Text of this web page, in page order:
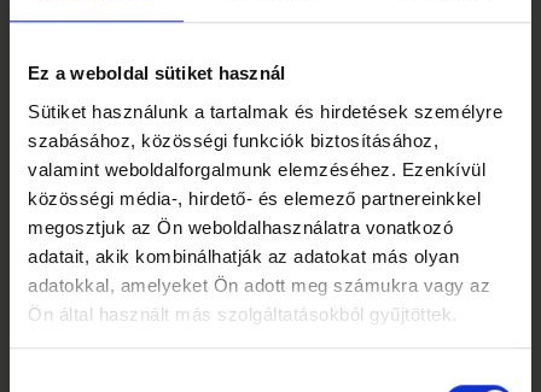
Ez a weboldal sütiket használ
Sütiket használunk a tartalmak és hirdetések személyre
szabásához, közösségi funkciók biztosításához,
valamint weboldalforgalmunk elemzéséhez. Ezenkívül
közösségi média-, hirdető- és elemező partnereinkkel
megosztjuk az Ön weboldalhasználatra vonatkozó
adatait, akik kombinálhatják az adatokat más olyan
adatokkal, amelyeket Ön adott meg számukra vagy az
Ön által használt más szolgáltatásokból gyűjtöttek.